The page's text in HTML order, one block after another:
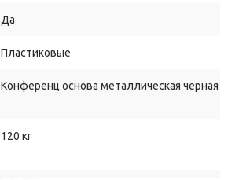
Да
Пластиковые
Конференц основа металлическая черная
120 кг